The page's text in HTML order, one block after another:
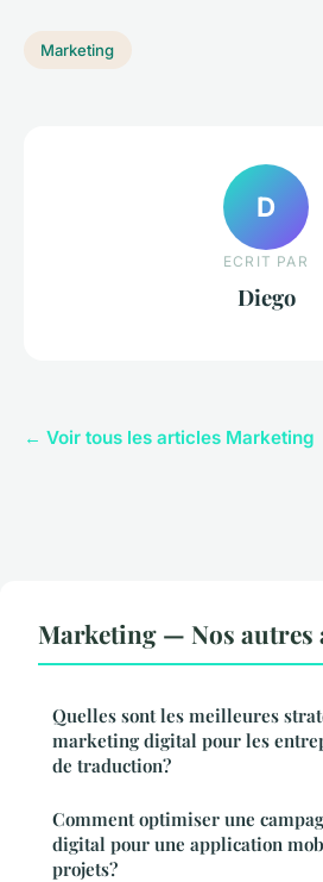
Marketing
D
ECRIT PAR
Diego
← Voir tous les articles Marketing
Marketing — Nos autres
Quelles sont les meilleures
marketing digital pour les
de traduction?
Comment optimiser une
digital pour une application
projets?